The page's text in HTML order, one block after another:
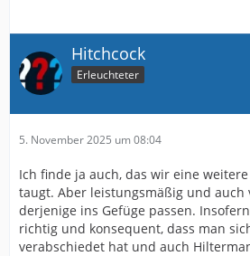
Hitchcock
Erleuchteter
5. November 2025 um 08:04
Ich finde ja auch, das wir eine
taugt. Aber leistungsmäßig und auch
derjenige ins Gefüge passen.
richtig und konsequent, dass man
verabschiedet hat und auch